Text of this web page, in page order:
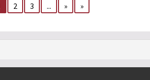
2 3 ... » »